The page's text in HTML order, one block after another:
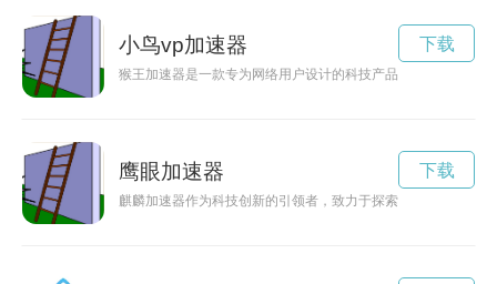
小鸟vp加速器
猴王加速器是一款专为网络用户设计的科技产品，能够有效提
下载
鹰眼加速器
麒麟加速器作为科技创新的引领者，致力于探索未知领域，促
下载